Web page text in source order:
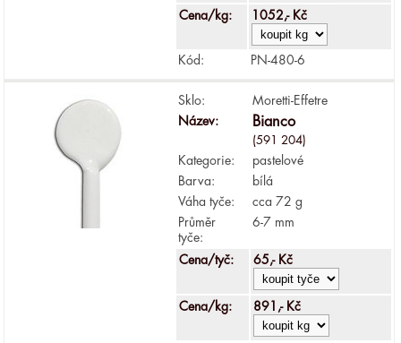
Cena/kg: 1052,- Kč
Kód: PN-480-6
Sklo:
Moretti-Effetre
Název:
Bianco
(591 204)
Kategorie:
pastelové
Barva:
bílá
Váha tyče:
cca 72 g
Průměr
tyče:
6-7 mm
Cena/tyč: 65,- Kč
Cena/kg: 891,- Kč